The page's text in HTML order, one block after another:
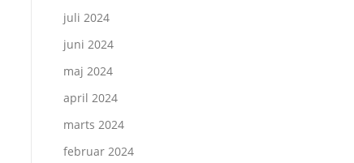
juli 2024
juni 2024
maj 2024
april 2024
marts 2024
februar 2024